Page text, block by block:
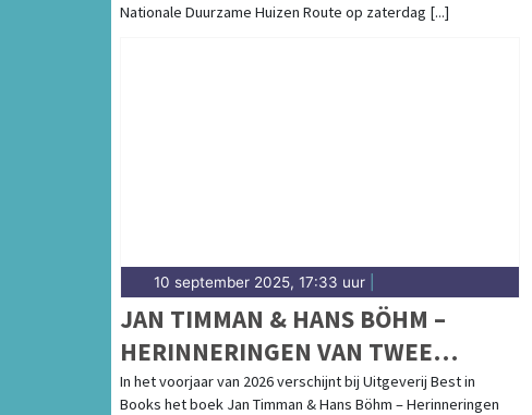
Nationale Duurzame Huizen Route op zaterdag [...]
10 september 2025, 17:33 uur
JAN TIMMAN & HANS BÖHM –
HERINNERINGEN VAN TWEE
SCHAAKVRIENDEN
In het voorjaar van 2026 verschijnt bij Uitgeverij Best in
Books het boek Jan Timman & Hans Böhm – Herinneringen